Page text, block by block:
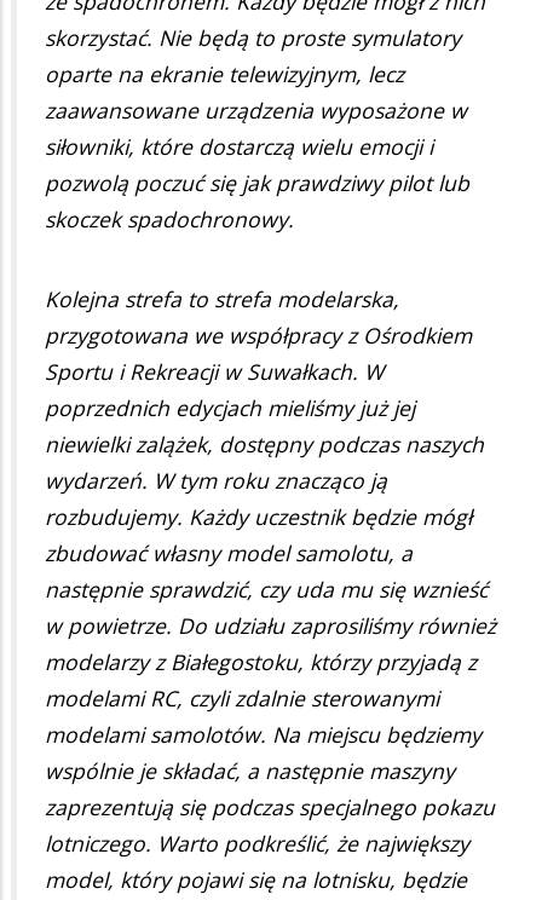
skorzystać. Nie będą to proste symulatory
oparte na ekranie telewizyjnym, lecz
zaawansowane urządzenia wyposażone w
siłowniki, które dostarczą wielu emocji i
pozwolą poczuć się jak prawdziwy pilot lub
skoczek spadochronowy.
Kolejna strefa to strefa modelarska,
przygotowana we współpracy z Ośrodkiem
Sportu i Rekreacji w Suwałkach. W
poprzednich edycjach mieliśmy już jej
niewielki zalążek, dostępny podczas naszych
wydarzeń. W tym roku znacząco ją
rozbudujemy. Każdy uczestnik będzie mógł
zbudować własny model samolotu, a
następnie sprawdzić, czy uda mu się wznieść
w powietrze. Do udziału zaprosiliśmy również
modelarzy z Białegostoku, którzy przyjadą z
modelami RC, czyli zdalnie sterowanymi
modelami samolotów. Na miejscu będziemy
wspólnie je składać, a następnie maszyny
zaprezentują się podczas specjalnego pokazu
lotniczego. Warto podkreślić, że największy
model, który pojawi się na lotnisku, będzie